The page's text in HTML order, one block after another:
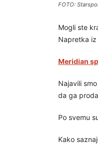
FOTO:
Mogli ste
Napretka iz
Meridian
Najavili
da ga
Po svemu
Kako